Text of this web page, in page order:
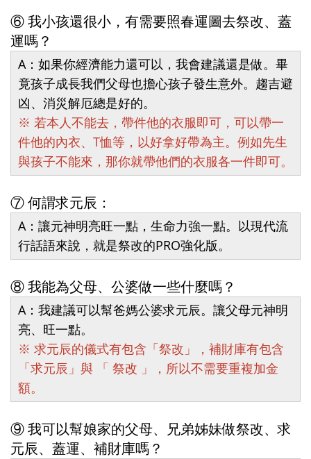
⑥ 我小孩還很小，有需要照春運圖去祭改、蓋
運嗎？
A：如果你經濟能力還可以，我會建議還是做。畢
竟孩子成長我們父母也擔心孩子發生意外。趨吉避
凶、消災解厄總是好的。
※ 若本人不能去，帶件他的衣服即可，可以帶一
件他的內衣、T恤等，以好拿好帶為主。例如先生
與孩子不能來，那你就帶他們的衣服各一件即可。
⑦ 何謂求元辰：
A：讓元神明亮旺一點，生命力強一點。以現代流
行話語來說，就是祭改的PRO強化版。
⑧ 我能為父母、公婆做一些什麼嗎？
A：我建議可以幫爸媽公婆求元辰。讓父母元神明
亮、旺一點。
※ 求元辰的儀式有包含「祭改」，補財庫有包含
「求元辰」與 「 祭改 」，所以不需要重複加金
額。
⑨ 我可以幫娘家的父母、兄弟姊妹做祭改、求
元辰、蓋運、補財庫嗎？